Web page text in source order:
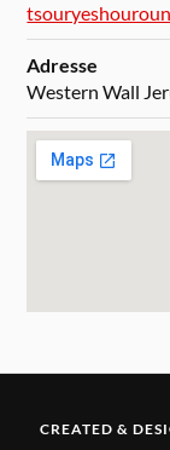
Adresse
Western Wall
CREATED &